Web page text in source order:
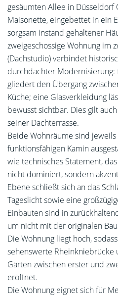
gesäumten Allee in Düsseldorf
Maisonette, eingebettet in ein
sorgsam instand gehaltener
zweigeschossige Wohnung im
(Dachstudio) verbindet
durchdachter Modernisierung:
gliedert den Übergang
Küche; eine Glasverkleidung
bewusst sichtbar. Dies gilt
seiner Dachterrasse.
Beide Wohnräume sind
funktionsfähigen Kamin
wie technisches Statement,
nicht dominiert, sondern
Ebene schließt sich an das
Tageslicht sowie eine
Einbauten sind in
um nicht mit der originalen
Die Wohnung liegt hoch,
sehenswerte
Gärten zwischen erster und
eröffnet.
Die Wohnung eignet sich für